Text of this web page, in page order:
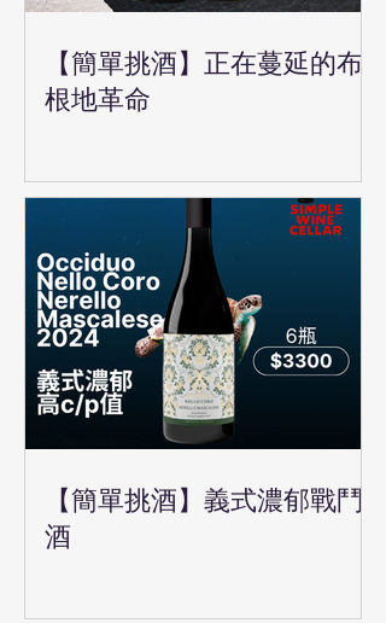
【簡單挑酒】正在蔓延的布
根地革命
【簡單挑酒】義式濃郁戰鬥
酒